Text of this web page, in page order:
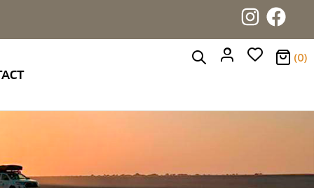
(0)